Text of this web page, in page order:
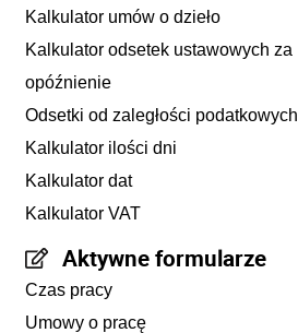
Kalkulator umów o dzieło
Kalkulator odsetek ustawowych za
opóźnienie
Odsetki od zaległości podatkowych
Kalkulator ilości dni
Kalkulator dat
Kalkulator VAT
Aktywne formularze
Czas pracy
Umowy o pracę